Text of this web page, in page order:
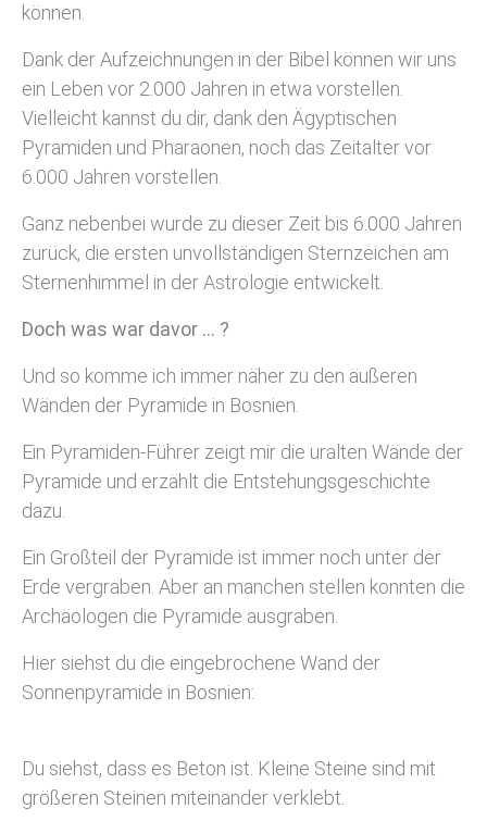
können.
Dank der Aufzeichnungen in der Bibel können wir uns
ein Leben vor 2.000 Jahren in etwa vorstellen.
Vielleicht kannst du dir, dank den Ägyptischen
Pyramiden und Pharaonen, noch das Zeitalter vor
6.000 Jahren vorstellen.
Ganz nebenbei wurde zu dieser Zeit bis 6.000 Jahren
zurück, die ersten unvollständigen Sternzeichen am
Sternenhimmel in der Astrologie entwickelt.
Doch was war davor … ?
Und so komme ich immer näher zu den äußeren
Wänden der Pyramide in Bosnien.
Ein Pyramiden-Führer zeigt mir die uralten Wände der
Pyramide und erzählt die Entstehungsgeschichte
dazu.
Ein Großteil der Pyramide ist immer noch unter der
Erde vergraben. Aber an manchen stellen konnten die
Archäologen die Pyramide ausgraben.
Hier siehst du die eingebrochene Wand der
Sonnenpyramide in Bosnien:
Du siehst, dass es Beton ist. Kleine Steine sind mit
größeren Steinen miteinander verklebt.